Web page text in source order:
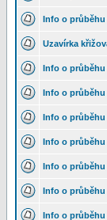
Info o průběhu
Uzavírka
Info o průběhu
Info o průběhu
Info o průběhu
Info o průběhu
Info o průběhu
Info o průběhu
Info o průběhu